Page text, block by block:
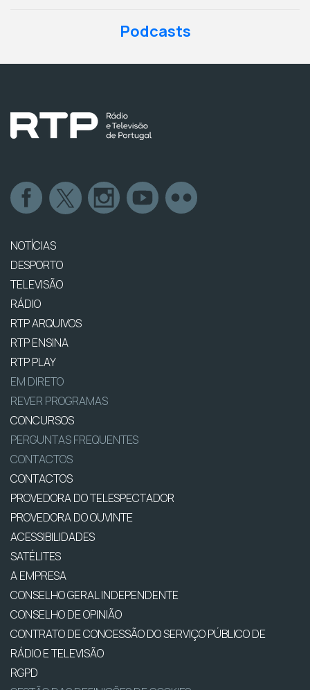
Podcasts
NOTÍCIAS
DESPORTO
TELEVISÃO
RÁDIO
RTP ARQUIVOS
RTP ENSINA
RTP PLAY
EM DIRETO
REVER PROGRAMAS
CONCURSOS
PERGUNTAS FREQUENTES
CONTACTOS
CONTACTOS
PROVEDORA DO TELESPECTADOR
PROVEDORA DO OUVINTE
ACESSIBILIDADES
SATÉLITES
A EMPRESA
CONSELHO GERAL INDEPENDENTE
CONSELHO DE OPINIÃO
CONTRATO DE CONCESSÃO DO SERVIÇO PÚBLICO DE
RÁDIO E TELEVISÃO
RGPD